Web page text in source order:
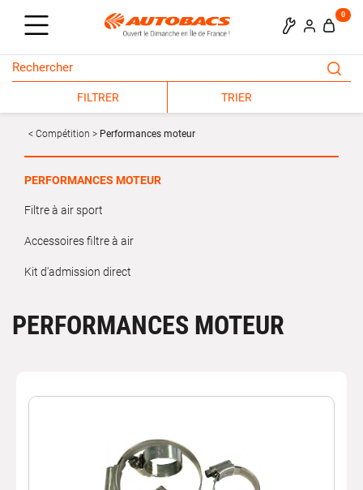
0
FILTRER TRIER
Compétition Performances moteur
PERFORMANCES MOTEUR
Filtre à air sport
Accessoires filtre à air
Kit d'admission direct
PERFORMANCES MOTEUR